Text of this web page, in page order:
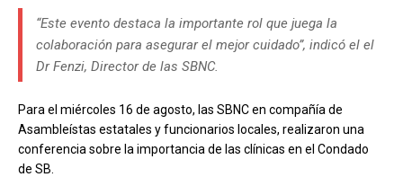
“Este evento destaca la importante rol que juega la
colaboración para asegurar el mejor cuidado”, indicó el el
Dr Fenzi, Director de las SBNC.
Para el miércoles 16 de agosto, las SBNC en compañía de
Asambleístas estatales y funcionarios locales, realizaron una
conferencia sobre la importancia de las clínicas en el Condado
de SB.